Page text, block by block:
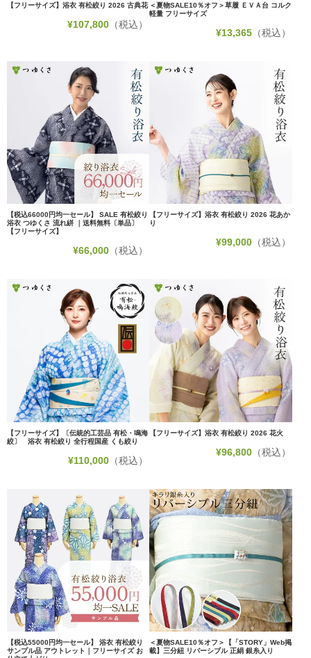
【フリーサイズ】浴衣 有松絞り 2026 古典花
¥107,800 （税込）
＜夏物SALE10％オフ＞草履 ＥＶＡ台 コルク
軽量 フリーサイズ
¥13,365（税込）
【税込66000円均一セール】 SALE 有松絞り
浴衣 つゆくさ 流れ絣 ｜送料無料〔単品〕
【フリーサイズ】
¥66,000 （税込）
【フリーサイズ】浴衣 有松絞り 2026 花あか
り
¥99,000（税込）
【フリーサイズ】〔伝統的工芸品 有松・鳴海
絞〕 浴衣 有松絞り 全行程国産 くも絞り
¥110,000 （税込）
【フリーサイズ】浴衣 有松絞り 2026 花火
¥96,800（税込）
【税込55000円均一セール】 浴衣 有松絞り
サンプル品 アウトレット｜フリーサイズ お
＜夏物SALE10％オフ＞【「STORY」Web掲
載】三分紐 リバーシブル 正絹 銀糸入り